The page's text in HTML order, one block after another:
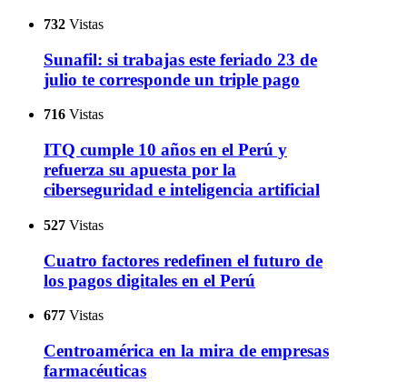
732 Vistas
Sunafil: si trabajas este feriado 23 de
julio te corresponde un triple pago
716 Vistas
ITQ cumple 10 años en el Perú y
refuerza su apuesta por la
ciberseguridad e inteligencia artificial
527 Vistas
Cuatro factores redefinen el futuro de
los pagos digitales en el Perú
677 Vistas
Centroamérica en la mira de empresas
farmacéuticas